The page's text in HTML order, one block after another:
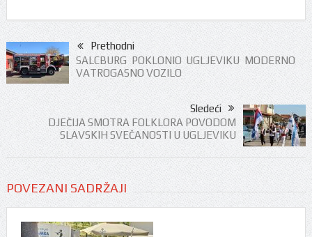
Prethodni
SALCBURG POKLONIO UGLJEVIKU MODERNO
VATROGASNO VOZILO
Sledeći
DJEČIJA SMOTRA FOLKLORA POVODOM
SLAVSKIH SVEČANOSTI U UGLJEVIKU
POVEZANI SADRŽAJI